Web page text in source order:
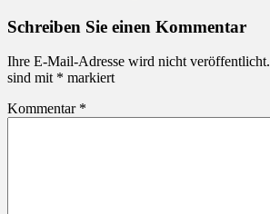
Schreiben Sie einen Kommentar
Ihre E-Mail-Adresse wird nicht veröffentlicht.
sind mit * markiert
Kommentar *